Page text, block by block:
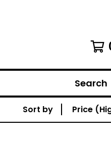
Search
Sort by Price